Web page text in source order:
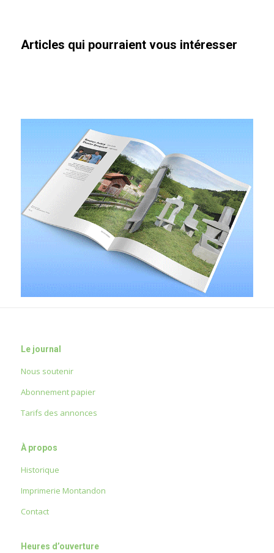
Articles qui pourraient vous intéresser
Le journal
Nous soutenir
Abonnement papier
Tarifs des annonces
À propos
Historique
Imprimerie Montandon
Contact
Heures d’ouverture